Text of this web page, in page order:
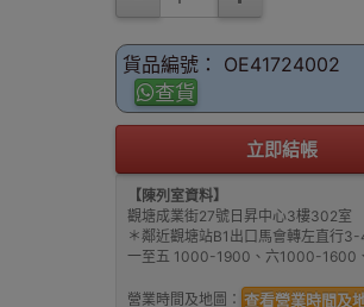
貨品編號： OE41724002
查貨
立即結帳
【陳列室資料】
觀塘成業街27號日昇中心3樓302室
＊鄰近觀塘站B1出口馬會轉左直行
一至五 1000-1900、六1000-1600
營業時間及地圖： 查看營業時間及